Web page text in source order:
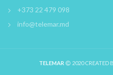
+373 22 479 098
info@telemar.md
TELEMAR 2020 CREATED